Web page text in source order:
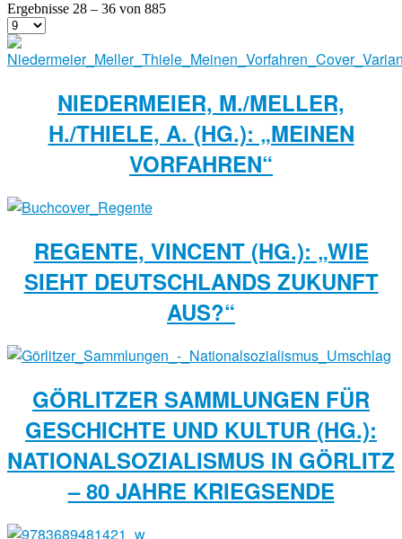
Ergebnisse 28 – 36 von 885
NIEDERMEIER, M./MELLER,
H./THIELE, A. (HG.): „MEINEN
VORFAHREN“
REGENTE, VINCENT (HG.): „WIE
SIEHT DEUTSCHLANDS ZUKUNFT
AUS?“
GÖRLITZER SAMMLUNGEN FÜR
GESCHICHTE UND KULTUR (HG.):
NATIONALSOZIALISMUS IN GÖRLITZ
– 80 JAHRE KRIEGSENDE